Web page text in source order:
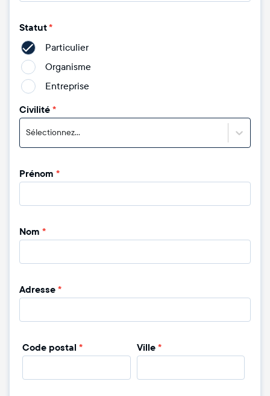
Statut*
Particulier
Organisme
Entreprise
Civilité*
Sélectionnez...
Prénom *
Nom *
Adresse*
Code postal * Ville *